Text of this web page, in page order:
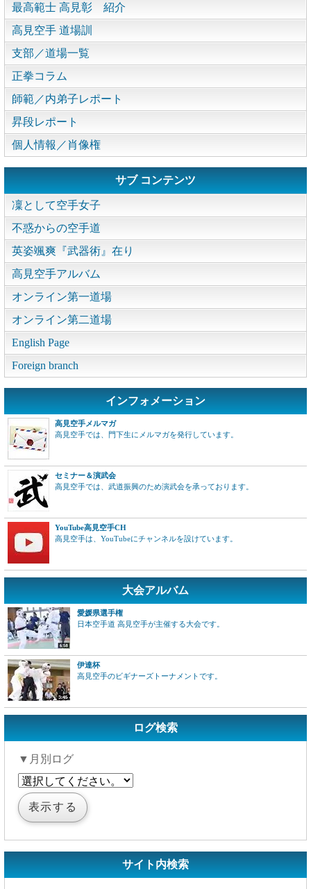
最高範士 高見彰 紹介
高見空手 道場訓
支部／道場一覧
正拳コラム
師範／内弟子レポート
昇段レポート
個人情報／肖像権
サブ コンテンツ
凜として空手女子
不惑からの空手道
英姿颯爽『武器術』在り
高見空手アルバム
オンライン第一道場
オンライン第二道場
English Page
Foreign branch
インフォメーション
高見空手メルマガ
高見空手では、門下生にメルマガを発行しています。
セミナー＆演武会
高見空手では、武道振興のため演武会を承っております。
YouTube高見空手CH
高見空手は、YouTubeにチャンネルを設けています。
大会アルバム
愛媛県選手権
日本空手道 高見空手が主催する大会です。
伊達杯
高見空手のビギナーズトーナメントです。
ログ検索
▼月別ログ
サイト内検索